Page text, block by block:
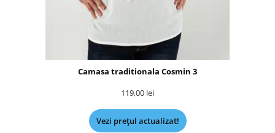
Camasa traditionala Cosmin 3
119,00 lei
Vezi prețul actualizat!